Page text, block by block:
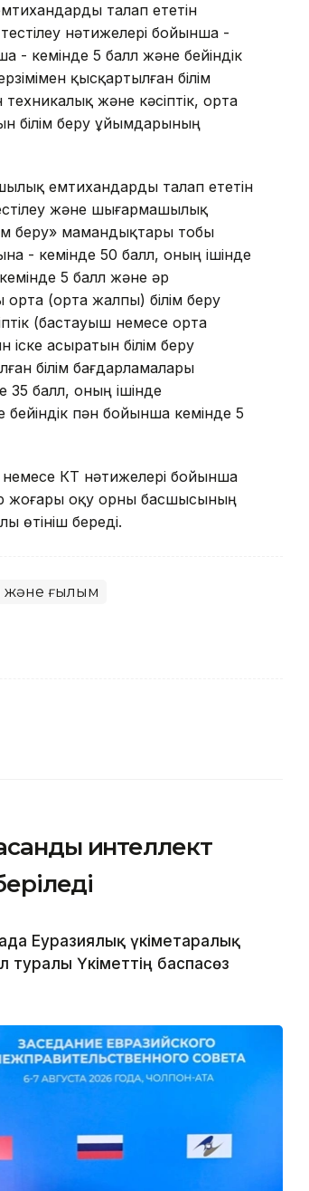
талап ететін
нәтижелері бойынша -
- кемінде 5 балл және бейіндік
қысқартылған білім
және кәсіптік, орта
білім беру ұйымдарының
емтихандарды талап ететін
және шығармашылық
беру» мамандықтары тобы
- кемінде 50 балл, оның ішінде
5 балл және әр
(орта жалпы) білім беру
(бастауыш немесе орта
іске асыратын білім беру
білім бағдарламалары
35 балл, оның ішінде
пән бойынша кемінде 5
КТ нәтижелері бойынша
жоғары оқу орны басшысының
өтініш береді.
және ғылым
интеллект
Еуразиялық үкіметаралық
Үкіметтің баспасөз